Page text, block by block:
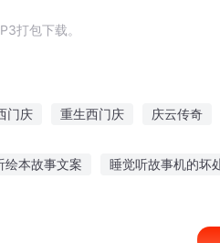
打包下载。
门庆 重生西门庆 庆云传奇
绘本故事文案 睡觉听故事机的坏